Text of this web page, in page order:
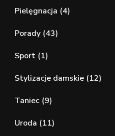
Pielęgnacja (4)
Porady (43)
Sport (1)
Stylizacje damskie (12)
Taniec (9)
Uroda (11)